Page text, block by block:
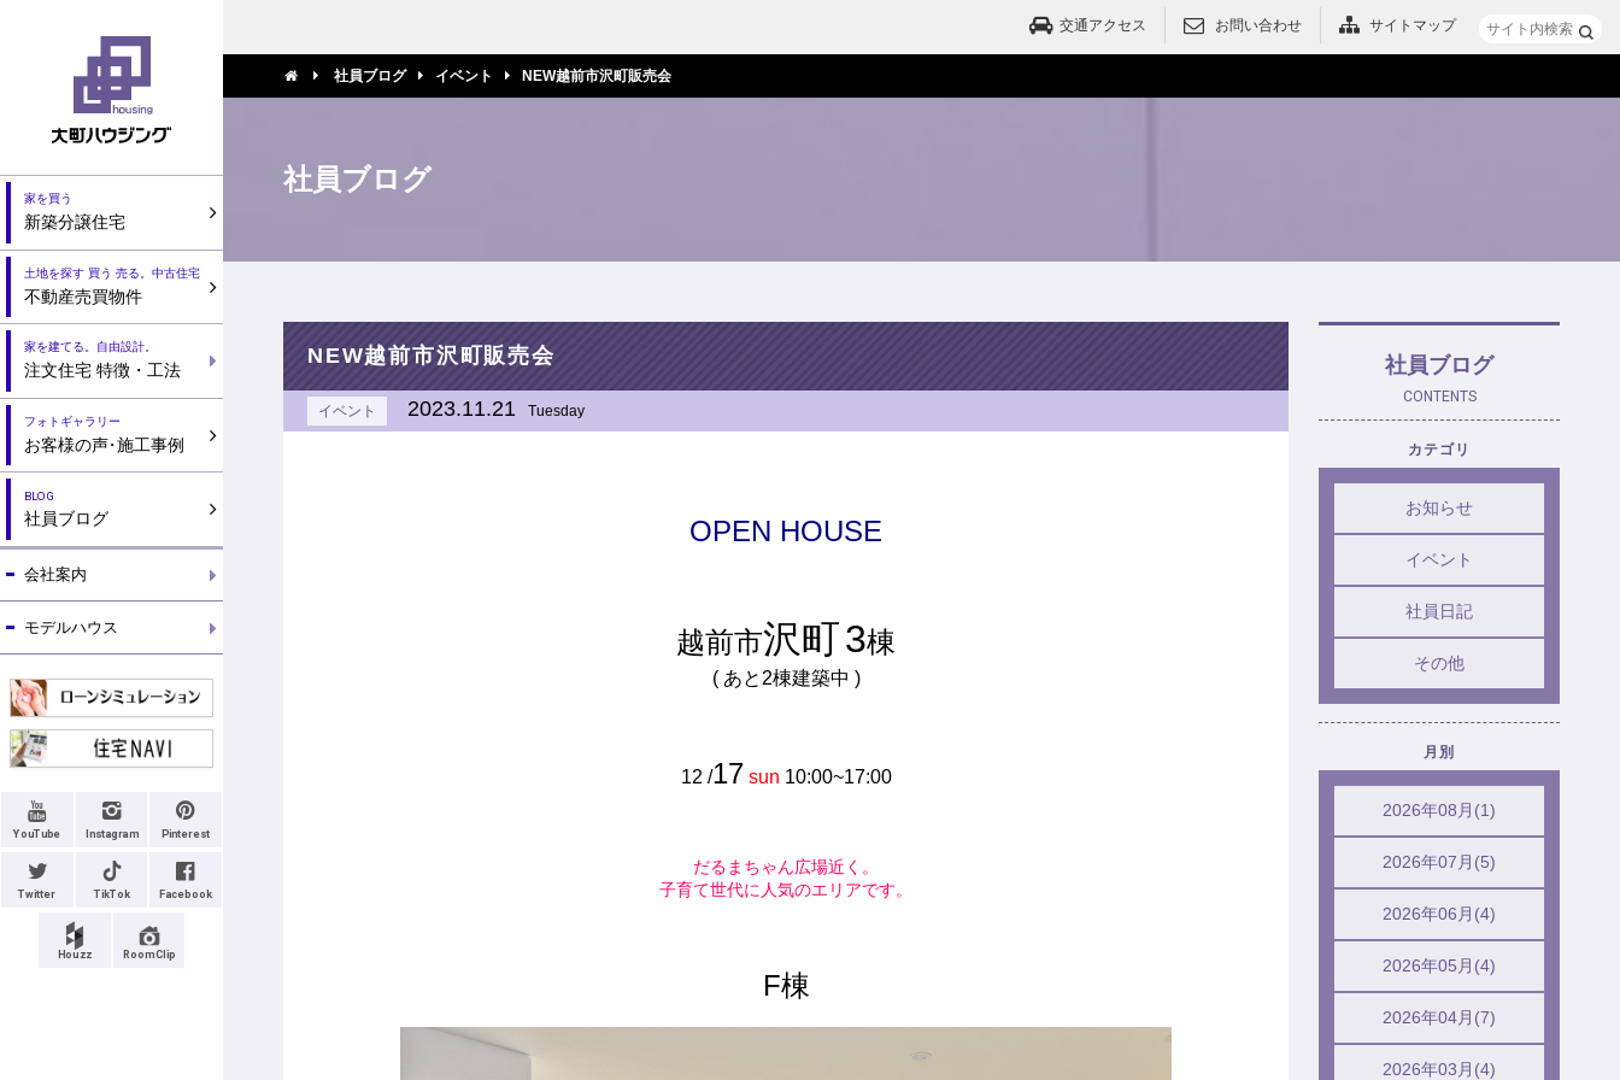
家を買う
新築分譲住宅
土地を探す 買う 売る。中古住宅
不動産売買物件
家を建てる。自由設計。
注文住宅 特徴・工法
フォトギャラリー
お客様の声・施工事例
BLOG
社員ブログ
会社案内
モデルハウス
YouTube Instagram Pinterest
Twitter TikTok Facebook
Houzz RoomClip
交通アクセス お問い合わせ サイトマップ
社員ブログ イベント NEW越前市沢町販売会
社員ブログ
社員ブログ
CONTENTS
カテゴリ
お知らせ
イベント
社員日記
その他
月別
2026年08月(1)
2026年07月(5)
2026年06月(4)
2026年05月(4)
2026年04月(7)
2026年03月(4)
NEW越前市沢町販売会
イベント 2023.11.21 Tuesday
OPEN HOUSE
越前市沢町3棟
( あと2棟建築中 )
12 /17 sun 10:00~17:00
だるまちゃん広場近く。
子育て世代に人気のエリアです。
F棟